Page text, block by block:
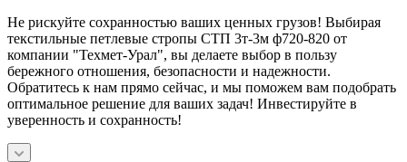
Не рискуйте сохранностью ваших ценных грузов! Выбирая
текстильные петлевые стропы СТП 3т-3м ф720-820 от
компании "Техмет-Урал", вы делаете выбор в пользу
бережного отношения, безопасности и надежности.
Обратитесь к нам прямо сейчас, и мы поможем вам подобрать
оптимальное решение для ваших задач! Инвестируйте в
уверенность и сохранность!